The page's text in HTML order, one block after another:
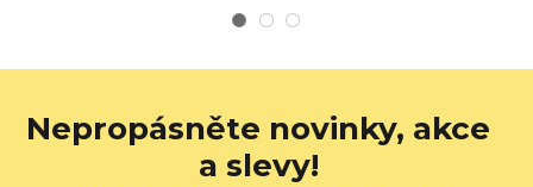
Nepropásněte novinky, akce
a slevy!